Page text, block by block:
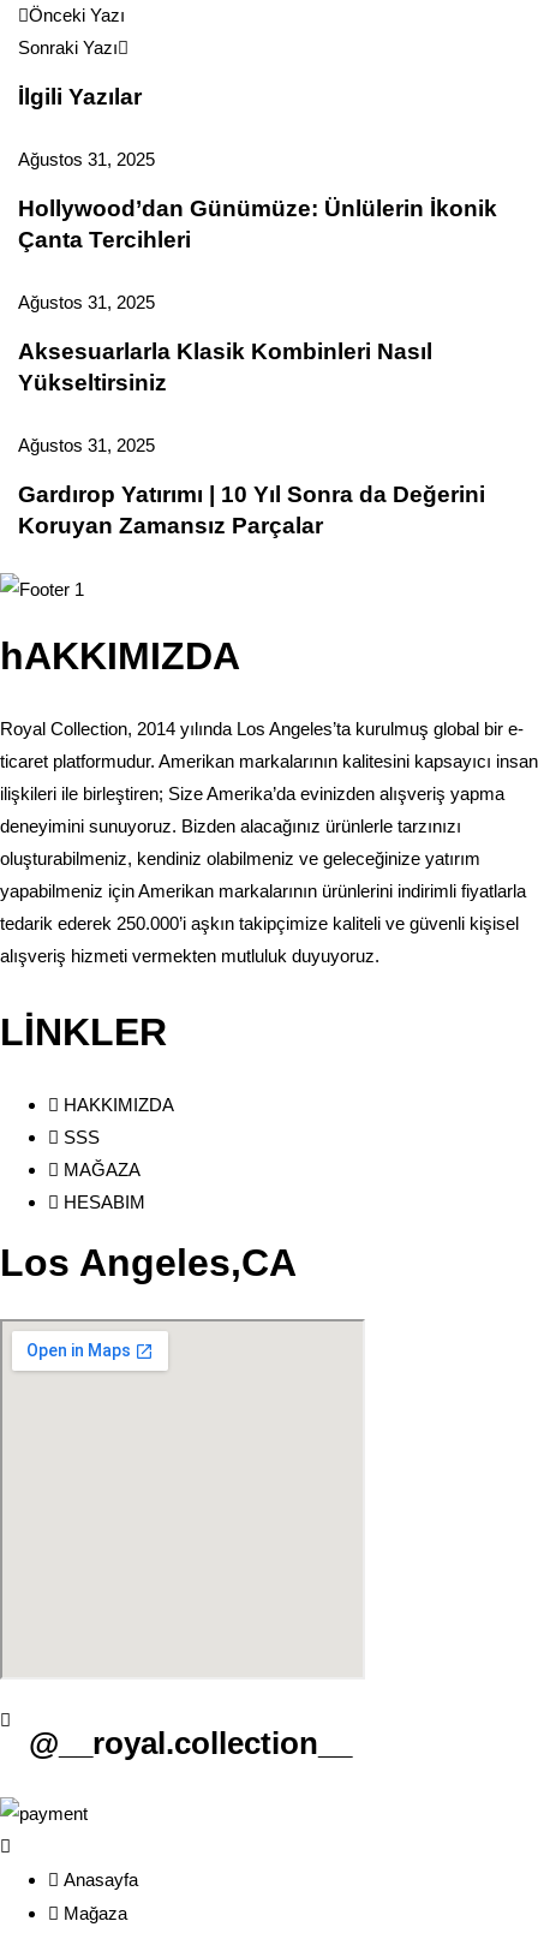
Yazı
gezinmesi
Önceki Yazı
Sonraki Yazı
İlgili Yazılar
Ağustos 31, 2025
Hollywood’dan Günümüze: Ünlülerin İkonik
Çanta Tercihleri
Ağustos 31, 2025
Aksesuarlarla Klasik Kombinleri Nasıl
Yükseltirsiniz
Ağustos 31, 2025
Gardırop Yatırımı | 10 Yıl Sonra da Değerini
Koruyan Zamansız Parçalar
hAKKIMIZDA
Royal Collection, 2014 yılında Los Angeles’ta kurulmuş global bir e-
ticaret platformudur. Amerikan markalarının kalitesini kapsayıcı insan
ilişkileri ile birleştiren; Size Amerika’da evinizden alışveriş yapma
deneyimini sunuyoruz. Bizden alacağınız ürünlerle tarzınızı
oluşturabilmeniz, kendiniz olabilmeniz ve geleceğinize yatırım
yapabilmeniz için Amerikan markalarının ürünlerini indirimli fiyatlarla
tedarik ederek 250.000’i aşkın takipçimize kaliteli ve güvenli kişisel
alışveriş hizmeti vermekten mutluluk duyuyoruz.
LİNKLER
HAKKIMIZDA
SSS
MAĞAZA
HESABIM
Los Angeles,CA
@__royal.collection__
Anasayfa
Mağaza